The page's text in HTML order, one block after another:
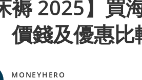
褥 2025】買
價錢及優惠比
MONEYHERO